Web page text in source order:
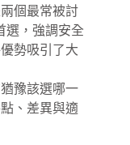
個最常被討
選，強調安全
勢吸引了大
豫該選哪一
、差異與適